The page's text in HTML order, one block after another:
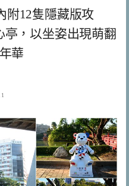
附12隻隱藏版攻
亭，以坐姿出現萌翻
華